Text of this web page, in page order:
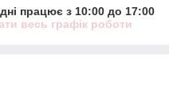
працює з 10:00 до 17:00
весь графік роботи